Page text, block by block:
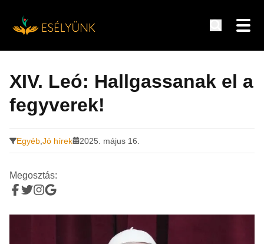
tartalomra
XIV. Leó: Hallgassanak el a
fegyverek!
Egyéb Jó hírek 2025. május 16.
Megosztás: